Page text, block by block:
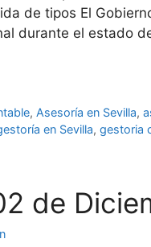
de tipos El
durante el estado
, Asesoría en Sevilla,
en Sevilla, gestoria
de